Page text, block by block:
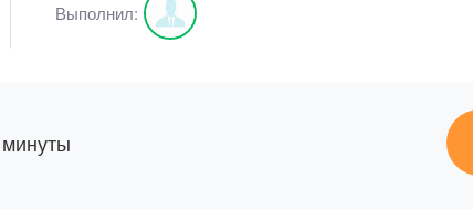
Выполнил: